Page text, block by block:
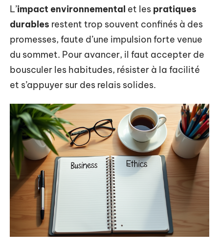
L’impact environnemental et les pratiques
durables restent trop souvent confinés à des
promesses, faute d’une impulsion forte venue
du sommet. Pour avancer, il faut accepter de
bousculer les habitudes, résister à la facilité
et s’appuyer sur des relais solides.